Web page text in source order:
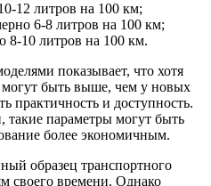
12 литров на 100 км;
6-8 литров на 100 км;
10 литров на 100 км.
показывает, что хотя
могут быть выше, чем у новых
практичность и доступность.
такие параметры могут быть
более экономичным.
образец транспортного
своего времени. Однако